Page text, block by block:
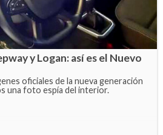
y Logan: así es el Nuevo
oficiales de la nueva generación
una foto espía del interior.